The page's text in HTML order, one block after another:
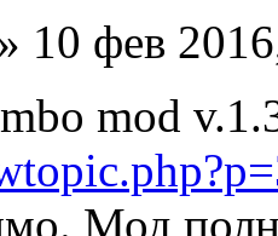
10 фев
mod
Мод